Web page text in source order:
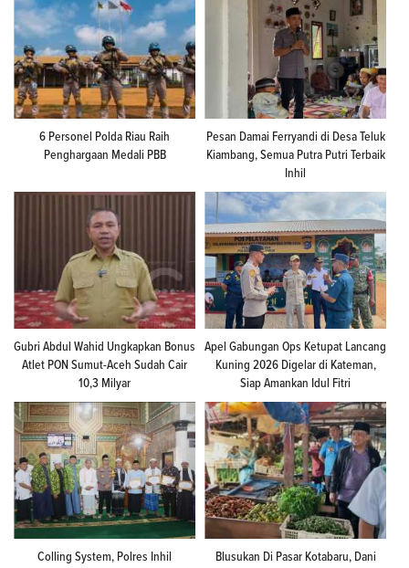
6 Personel Polda Riau Raih
Penghargaan Medali PBB
Pesan Damai Ferryandi di Desa Teluk
Kiambang, Semua Putra Putri Terbaik
Inhil
Gubri Abdul Wahid Ungkapkan Bonus
Atlet PON Sumut-Aceh Sudah Cair
10,3 Milyar
Apel Gabungan Ops Ketupat Lancang
Kuning 2026 Digelar di Kateman,
Siap Amankan Idul Fitri
Colling System, Polres Inhil
Blusukan Di Pasar Kotabaru, Dani